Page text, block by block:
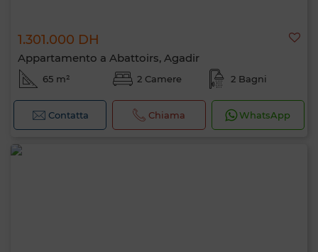
1.301.000 DH
Appartamento a Abattoirs, Agadir
65 m² 2 Camere 2 Bagni
Contatta Chiama WhatsApp